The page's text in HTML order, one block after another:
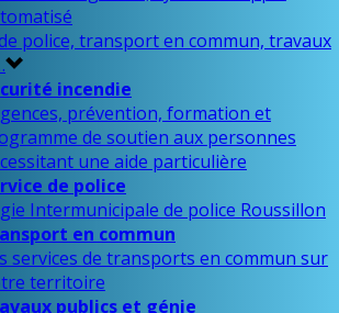
police, transport en commun, travaux
incendie
prévention, formation et
de soutien aux personnes
une aide particulière
de police
Intermunicipale de police Roussillon
en commun
services de transports en commun sur
territoire
publics et génie